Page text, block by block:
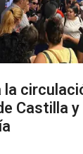
Castilla